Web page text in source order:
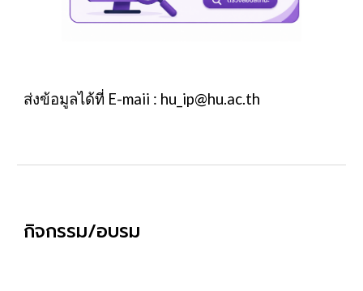
ส่งข้อมูลได้ที่ E-maii : hu_ip@hu.ac.th
กิจกรรม/อบรม